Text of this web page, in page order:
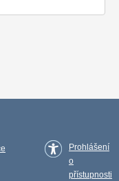
Prohlášení
o
přístupnosti